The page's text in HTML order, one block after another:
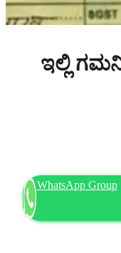
ಇಲ್ಲಿ
WhatsApp Group